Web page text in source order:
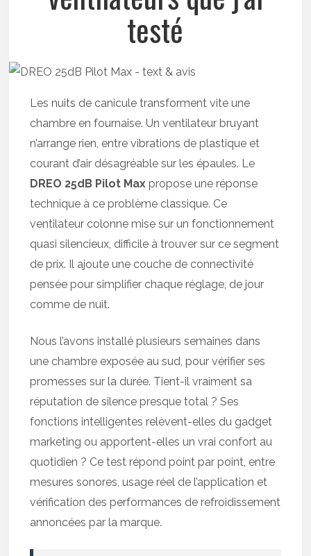
testé
Les nuits de canicule transforment vite une
chambre en fournaise. Un ventilateur bruyant
n’arrange rien, entre vibrations de plastique et
courant d’air désagréable sur les épaules. Le
DREO 25dB Pilot Max propose une réponse
technique à ce problème classique. Ce
ventilateur colonne mise sur un fonctionnement
quasi silencieux, difficile à trouver sur ce segment
de prix. Il ajoute une couche de connectivité
pensée pour simplifier chaque réglage, de jour
comme de nuit.
Nous l’avons installé plusieurs semaines dans
une chambre exposée au sud, pour vérifier ses
promesses sur la durée. Tient-il vraiment sa
réputation de silence presque total ? Ses
fonctions intelligentes relèvent-elles du gadget
marketing ou apportent-elles un vrai confort au
quotidien ? Ce test répond point par point, entre
mesures sonores, usage réel de l’application et
vérification des performances de refroidissement
annoncées par la marque.